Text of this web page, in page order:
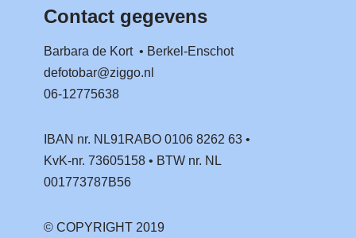
Contact gegevens
Barbara de Kort • Berkel-Enschot
defotobar@ziggo.nl
06-12775638
IBAN nr. NL91RABO 0106 8262 63 •
KvK-nr. 73605158 • BTW nr. NL
001773787B56
© COPYRIGHT 2019